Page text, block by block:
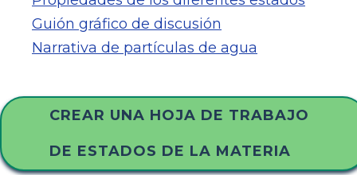
Guión gráfico de discusión
Narrativa de partículas de agua
CREAR UNA HOJA DE TRABAJO
DE ESTADOS DE LA MATERIA